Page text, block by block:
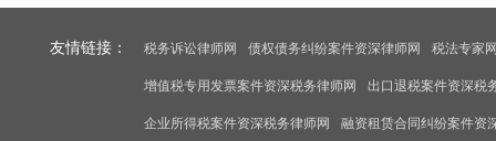
友情链接： 税务诉讼律师网 债权债务纠纷案件资深律师网 税法专家
增值税专用发票案件资深税务律师网 出口退税案件资深税
企业所得税案件资深税务律师网 融资租赁合同纠纷案件资